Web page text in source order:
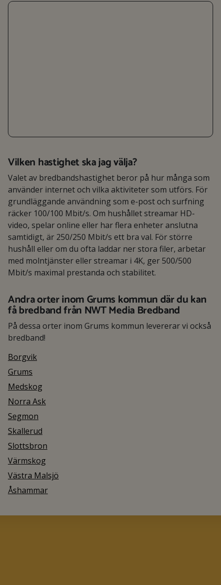
Vilken hastighet ska jag välja?
Valet av bredbandshastighet beror på hur många som
använder internet och vilka aktiviteter som utförs. För
grundläggande användning som e-post och surfning
räcker 100/100 Mbit/s. Om hushållet streamar HD-
video, spelar online eller har flera enheter anslutna
samtidigt, är 250/250 Mbit/s ett bra val. För större
hushåll eller om du ofta laddar ner stora filer, arbetar
med molntjänster eller streamar i 4K, ger 500/500
Mbit/s maximal prestanda och stabilitet.
Andra orter inom Grums kommun där du kan
få bredband från NWT Media Bredband
På dessa orter inom Grums kommun levererar vi också
bredband!
Borgvik
Grums
Medskog
Norra Ask
Segmon
Skallerud
Slottsbron
Värmskog
Västra Malsjö
Åshammar